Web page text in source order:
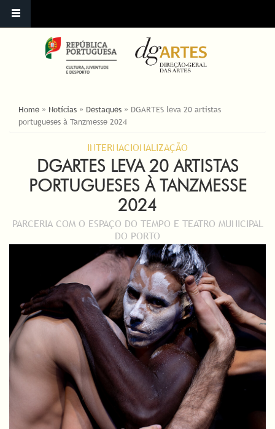
YOU ARE HERE
Home » Notícias » Destaques » DGARTES leva 20 artistas
portugueses à Tanzmesse 2024
INTERNACIONALIZAÇÃO
DGARTES LEVA 20 ARTISTAS
PORTUGUESES À TANZMESSE
2024
PARCERIA COM O ESPAÇO DO TEMPO E TEATRO MUNICIPAL
DO PORTO